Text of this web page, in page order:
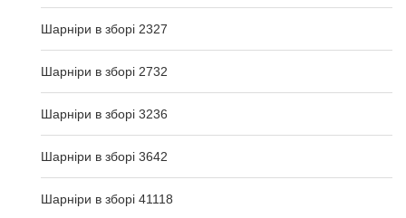
Шарніри в зборі 2327
Шарніри в зборі 2732
Шарніри в зборі 3236
Шарніри в зборі 3642
Шарніри в зборі 41118